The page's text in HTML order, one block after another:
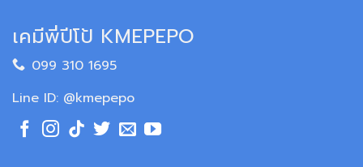
เคมีพี่ปีโป้ KMEPEPO
099 310 1695
Line ID: @kmepepo